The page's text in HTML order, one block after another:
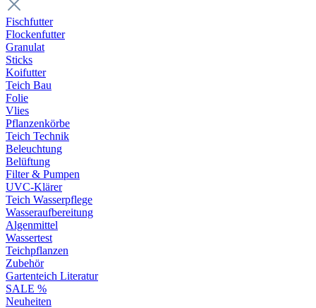
Fischfutter
Flockenfutter
Granulat
Sticks
Koifutter
Teich Bau
Folie
Vlies
Pflanzenkörbe
Teich Technik
Beleuchtung
Belüftung
Filter & Pumpen
UVC-Klärer
Teich Wasserpflege
Wasseraufbereitung
Algenmittel
Wassertest
Teichpflanzen
Zubehör
Gartenteich Literatur
SALE %
Neuheiten